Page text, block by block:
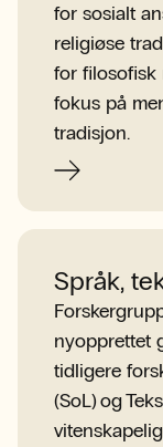
for sosialt
religiøse
for filosofisk
fokus på
tradisjon.
Språk,
nyopprettet
tidligere
(SoL) og